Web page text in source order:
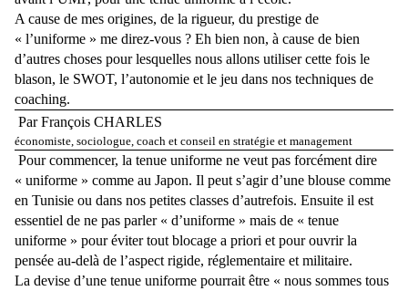
A cause de mes origines, de la rigueur, du prestige de
« l’uniforme » me direz-vous ? Eh bien non, à cause de bien
d’autres choses pour lesquelles nous allons utiliser cette fois le
blason, le SWOT, l’autonomie et le jeu dans nos techniques de
coaching.
Par François CHARLES
économiste, sociologue, coach et conseil en stratégie et management
Pour commencer, la tenue uniforme ne veut pas forcément dire
« uniforme » comme au Japon. Il peut s’agir d’une blouse comme
en Tunisie ou dans nos petites classes d’autrefois. Ensuite il est
essentiel de ne pas parler « d’uniforme » mais de « tenue
uniforme » pour éviter tout blocage a priori et pour ouvrir la
pensée au-delà de l’aspect rigide, réglementaire et militaire.
La devise d’une tenue uniforme pourrait être « nous sommes tous